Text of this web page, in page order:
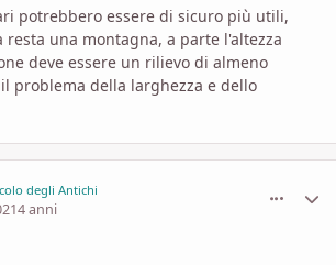
potrebbero essere di sicuro più utili,
resta una montagna, a parte l'altezza
deve essere un rilievo di almeno
problema della larghezza e dello
degli Antichi
4 anni